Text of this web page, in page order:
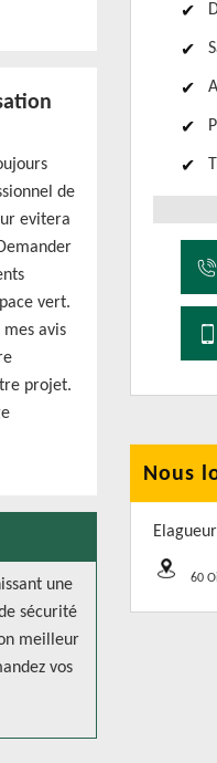
de
evitera
vert.
avis
projet.
une
sécurité
meilleur
vos
Nous
60